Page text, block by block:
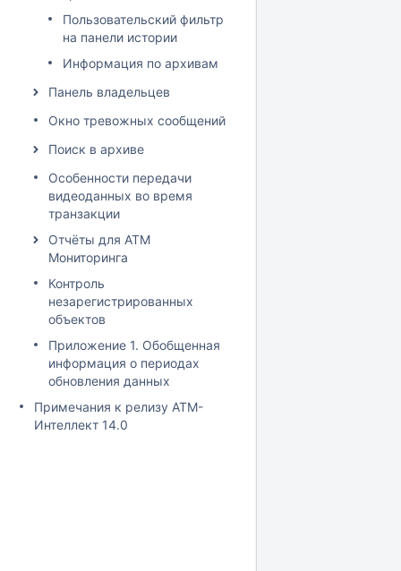
Пользовательский фильтр
на панели истории
Информация по архивам
Панель владельцев
Окно тревожных сообщений
Поиск в архиве
Особенности передачи
видеоданных во время
транзакции
Отчёты для АТМ
Мониторинга
Контроль
незарегистрированных
объектов
Приложение 1. Обобщенная
информация о периодах
обновления данных
Примечания к релизу АТМ-
Интеллект 14.0